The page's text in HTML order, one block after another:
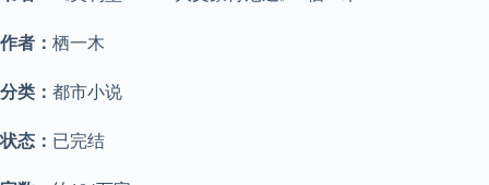
作者： 栖一木
分类： 都市小说
状态： 已完结